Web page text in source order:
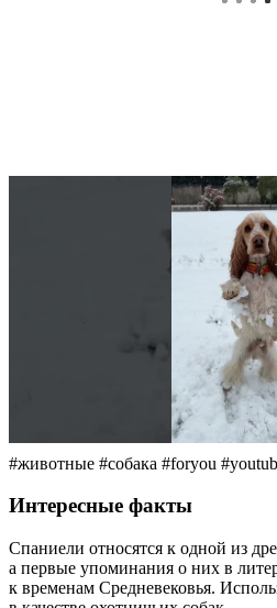
#животные #собака #foryou
Интересные факты
Спаниели относятся к одной из
а первые упоминания о них в
к временам Средневековья.